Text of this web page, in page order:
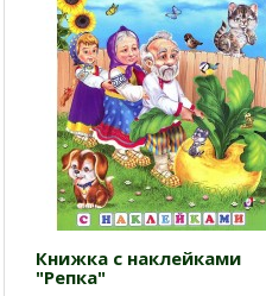
Книжка с наклейками
"Репка"